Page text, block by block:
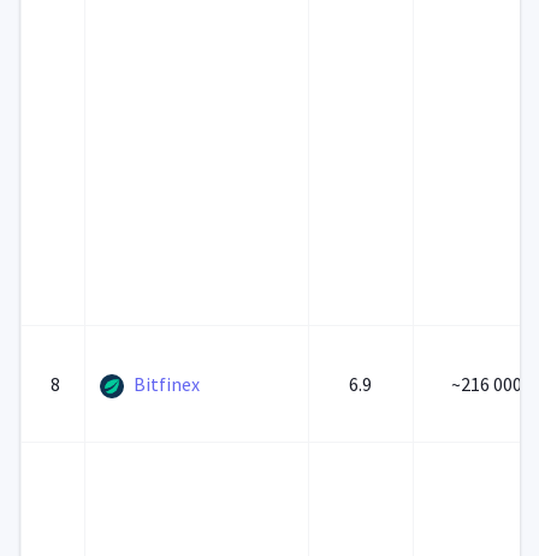
8 Bitfinex 6.9 ~216 000